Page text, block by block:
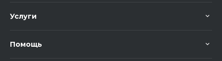
Услуги
Помощь